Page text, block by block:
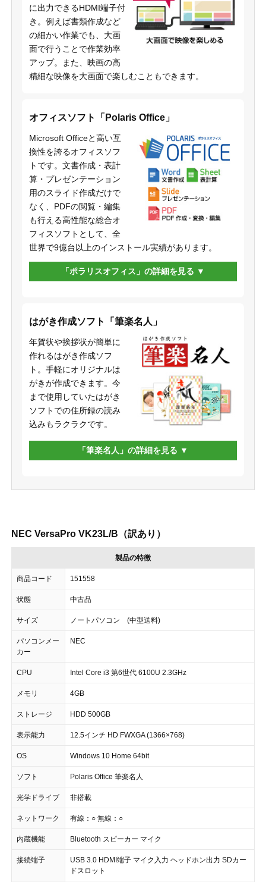
に出力できるHDMI端子付
き。例えば書類作成など
の細かい作業でも、大画
面で行うことで作業効率
アップ。また、映画の高
精細な映像を大画面で楽しむこともできます。
オフィスソフト「Polaris Office」
Microsoft Officeと高い互
換性を誇るオフィスソフ
トです。文書作成・表計
算・プレゼンテーション
用のスライド作成だけで
なく、PDFの閲覧・編集
も行える高性能な総合オ
フィスソフトとして、全
世界で9億台以上のインストール実績があります。
「ポラリスオフィス」の詳細を見る
はがき作成ソフト「筆楽名人」
年賀状や挨拶状が簡単に
作れるはがき作成ソフ
ト。手軽にオリジナルは
がきが作成できます。今
まで使用していたはがき
ソフトでの住所録の読み
込みもラクラクです。
「筆楽名人」の詳細を見る
NEC VersaPro VK23L/B（訳あり）
製品の特徴
商品コード 151558
状態 中古品
サイズ ノートパソコン (中型送料)
パソコンメー
カー
NEC
CPU Intel Core i3 第6世代 6100U 2.3GHz
メモリ 4GB
ストレージ HDD 500GB
表示能力 12.5インチ HD FWXGA (1366×768)
OS Windows 10 Home 64bit
ソフト Polaris Office 筆楽名人
光学ドライブ 非搭載
ネットワーク 有線：○ 無線：○
内蔵機能 Bluetooth スピーカー マイク
接続端子
USB 3.0 HDMI端子 マイク入力 ヘッドホン出力 SDカー
ドスロット